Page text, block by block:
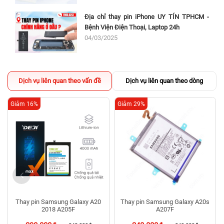
không còn đủ năng lượng để duy trì hoạt động và bảo
vệ dữ liệu quan trọng của bạn.
Khi bạn gặp phải ít nhất một trong những dấu hiệu
trên, đó là thời điểm thích hợp để thay pin Samsung
thoại hoạt động trơn tru hơn và đảm bảo bạn không
bỏ lỡ bất kỳ cuộc gọi hay tin nhắn quan trọng nào. Để
thay pin, bạn có thể đến một trung tâm dịch vụ chính
hãng hoặc liên hệ với nhà cung cấp điệnthoại để được
tư vấn và thực hiện quá trình thay pin chính xác.
Địa chỉ thay pin iPhone UY TÍN TPHCM -
Bệnh Viện Điện Thoại, Laptop 24h
04/03/2025
Dịch vụ liên quan theo vấn đề Dịch vụ liên quan theo dòng
Thay pin Samsung Galaxy A20
2018 A205F
Giảm 16%
Thay pin Samsung Galaxy A20s
A207F
Giảm 29%